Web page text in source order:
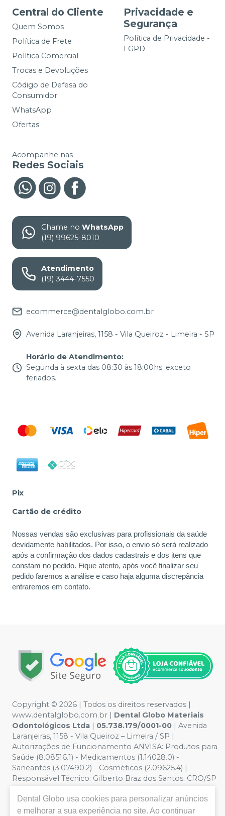
Central do Cliente
Quem Somos
Política de Frete
Política Comercial
Trocas e Devoluções
Código de Defesa do
Consumidor
WhatsApp
Ofertas
Privacidade e
Segurança
Política de Privacidade -
LGPD
Acompanhe nas
Redes Sociais
Chame no WhatsApp
(19) 99625-8010
Atendimento
(19) 3444-7550
ecommerce@dentalglobo.com.br
Avenida Laranjeiras, 1158 - Vila Queiroz - Limeira - SP
Horário de Atendimento:
Segunda à sexta das 08:30 às 18:00hs. exceto
feriados.
Pix
Cartão de crédito
Nossas vendas são exclusivas para profissionais da saúde
devidamente habilitados. Por isso, o envio só será realizado
após a confirmação dos dados cadastrais e dos itens que
constam no pedido. Fique atento, após você finalizar seu
pedido faremos a análise e caso haja alguma discrepância
entraremos em contato.
Copyright © 2026 | Todos os direitos reservados |
www.dentalglobo.com.br | Dental Globo Materiais
Odontológicos Ltda | 05.738.179/0001-00 | Avenida
Laranjeiras, 1158 - Vila Queiroz – Limeira / SP |
Autorizações de Funcionamento ANVISA: Produtos para
Saúde (8.08516.1) - Medicamentos (1.14028.0) -
Saneantes (3.07490.2) - Cosméticos (2.09625.4) |
Responsável Técnico: Gilberto Braz dos Santos. CRO/SP
meramente ilustrativas - Os preços e condições da loja
virtual estão sujeitos a alterações. Em caso de
Dental Globo usa cookies para personalizar anúncios
e melhorar a sua experiência no site. Ao continuar